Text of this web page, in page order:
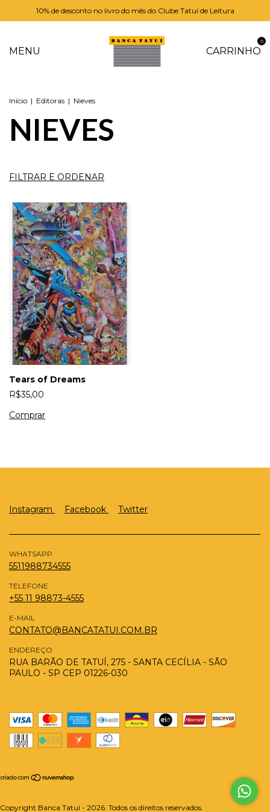
10% de desconto no livro do mês do Clube Tatuí de Leitura
MENU CARRINHO
0
Início | Editoras | Nieves
NIEVES
FILTRAR E ORDENAR
Tears of Dreams
R$35,00
Instagram Facebook Twitter
WHATSAPP
5511988734555
TELEFONE
+55 11 98873-4555
E-MAIL
CONTATO@BANCATATUI.COM.BR
ENDEREÇO
RUA BARÃO DE TATUÍ, 275 - SANTA CECÍLIA - SÃO
PAULO - SP CEP 01226-030
Copyright Banca Tatuí - 2026. Todos os direitos reservados.